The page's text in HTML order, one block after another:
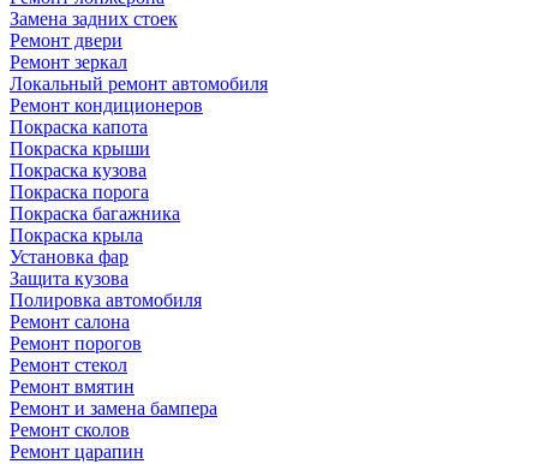
Замена задних стоек
Ремонт двери
Ремонт зеркал
Локальный ремонт автомобиля
Ремонт кондиционеров
Покраска капота
Покраска крыши
Покраска кузова
Покраска порога
Покраска багажника
Покраска крыла
Установка фар
Защита кузова
Полировка автомобиля
Ремонт салона
Ремонт порогов
Ремонт стекол
Ремонт вмятин
Ремонт и замена бампера
Ремонт сколов
Ремонт царапин